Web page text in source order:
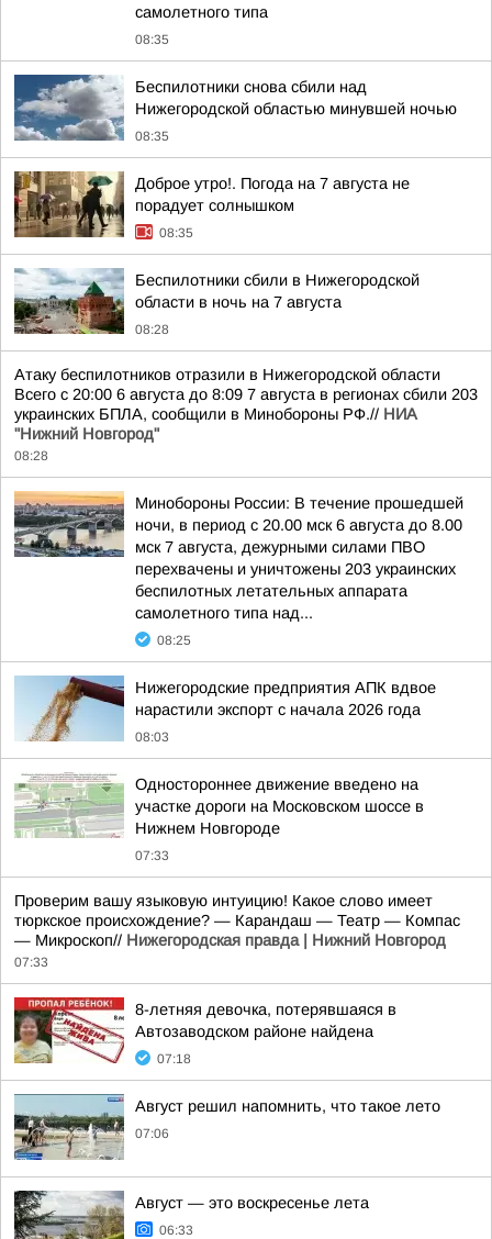
самолетного типа
08:35
Беспилотники снова сбили над
Нижегородской областью минувшей ночью
08:35
Доброе утро!. Погода на 7 августа не
порадует солнышком
08:35
Беспилотники сбили в Нижегородской
области в ночь на 7 августа
08:28
Атаку беспилотников отразили в Нижегородской области
Всего с 20:00 6 августа до 8:09 7 августа в регионах сбили 203
украинских БПЛА, сообщили в Минобороны РФ.// НИА
"Нижний Новгород"
08:28
Минобороны России: В течение прошедшей
ночи, в период с 20.00 мск 6 августа до 8.00
мск 7 августа, дежурными силами ПВО
перехвачены и уничтожены 203 украинских
беспилотных летательных аппарата
самолетного типа над...
08:25
Нижегородские предприятия АПК вдвое
нарастили экспорт с начала 2026 года
08:03
Одностороннее движение введено на
участке дороги на Московском шоссе в
Нижнем Новгороде
07:33
Проверим вашу языковую интуицию! Какое слово имеет
тюркское происхождение? — Карандаш — Театр — Компас
— Микроскоп// Нижегородская правда | Нижний Новгород
07:33
8-летняя девочка, потерявшаяся в
Автозаводском районе найдена
07:18
Август решил напомнить, что такое лето
07:06
Август — это воскресенье лета
06:33